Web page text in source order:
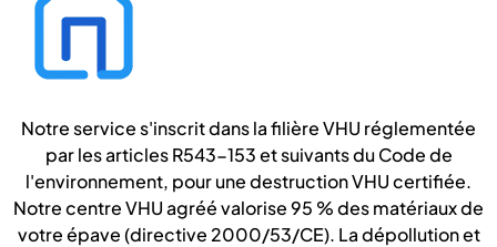
Notre service s'inscrit dans la filière VHU réglementée
par les articles R543-153 et suivants du Code de
l'environnement, pour une destruction VHU certifiée.
Notre centre VHU agréé valorise 95 % des matériaux de
votre épave (directive 2000/53/CE). La dépollution et